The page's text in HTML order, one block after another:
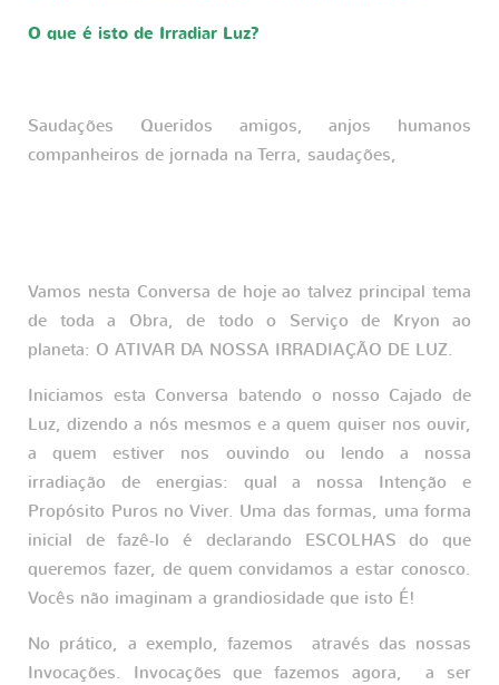
O que é isto de Irradiar Luz?
Saudações Queridos amigos, anjos humanos
companheiros de jornada na Terra, saudações,
Vamos nesta Conversa de hoje ao talvez principal tema
de toda a Obra, de todo o Serviço de Kryon ao
planeta: O ATIVAR DA NOSSA IRRADIAÇÃO DE LUZ.
Iniciamos esta Conversa batendo o nosso Cajado de
Luz, dizendo a nós mesmos e a quem quiser nos ouvir,
a quem estiver nos ouvindo ou lendo a nossa
irradiação de energias: qual a nossa Intenção e
Propósito Puros no Viver. Uma das formas, uma forma
inicial de fazê-lo é declarando ESCOLHAS do que
queremos fazer, de quem convidamos a estar conosco.
Vocês não imaginam a grandiosidade que isto É!
No prático, a exemplo, fazemos através das nossas
Invocações. Invocações que fazemos agora, a ser